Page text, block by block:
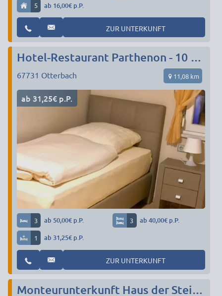
5 ab 16,00€ p.P.
ZUR UNTERKUNFT
Hotel-Restaurant Parthenon - 10 Minuten bis Innenstadt Kaiserslautern
67731 Otterbach 11,08 km
ab 31,25€ p.P.
3 ab 50,00€ p.P. 3 ab 40,00€ p.P.
1 ab 31,25€ p.P.
ZUR UNTERKUNFT
Monteurunterkunft Haus der Steine - auch Langzeitvermietung möglich/max. 5 Pers.